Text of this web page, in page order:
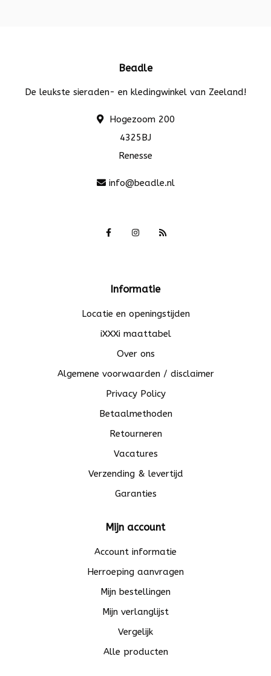
Beadle
De leukste sieraden- en kledingwinkel van Zeeland!
Hogezoom 200
4325BJ
Renesse
info@beadle.nl
Informatie
Locatie en openingstijden
iXXXi maattabel
Over ons
Algemene voorwaarden / disclaimer
Privacy Policy
Betaalmethoden
Retourneren
Vacatures
Verzending & levertijd
Garanties
Mijn account
Account informatie
Herroeping aanvragen
Mijn bestellingen
Mijn verlanglijst
Vergelijk
Alle producten